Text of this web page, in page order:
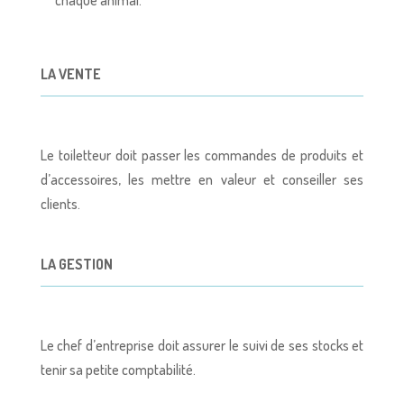
LA VENTE
Le toiletteur doit passer les commandes de produits et
d’accessoires, les mettre en valeur et conseiller ses
clients.
LA GESTION
Le chef d’entreprise doit assurer le suivi de ses stocks et
tenir sa petite comptabilité.